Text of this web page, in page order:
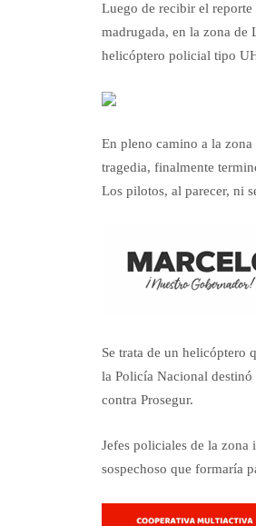
Luego de recibir el reporte
madrugada, en la zona de
helicóptero policial tipo
En pleno camino a la
tragedia, finalmente
Los pilotos, al parecer, ni
Se trata de un helicóptero
la Policía Nacional destinó
contra Prosegur.
Jefes policiales de la
sospechoso que formaría